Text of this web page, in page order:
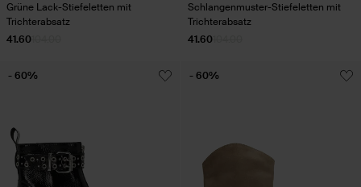
Grüne Lack-Stiefeletten mit
Trichterabsatz
41.60
Schlangenmuster-Stiefeletten mit
Trichterabsatz
41.60
- 60% - 60%